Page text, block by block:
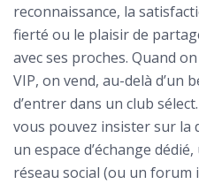
reconnaissance, la
fierté ou le plaisir de
avec ses proches. Quand
VIP, on vend, au-delà d’un
d’entrer dans un club
vous pouvez insister sur la
un espace d’échange
réseau social (ou un forum